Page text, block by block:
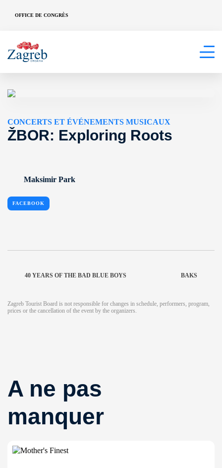
OFFICE DE CONGRÈS
CONCERTS ET ÉVÉNEMENTS MUSICAUX
ŽBOR: Exploring Roots
Maksimir Park
FACEBOOK
40 YEARS OF THE BAD BLUE BOYS BAKS
Zagreb Tourist Board is not responsible for changes in schedule, performers, program,
prices or the cancellation of the event by the organizers.
A ne pas
manquer